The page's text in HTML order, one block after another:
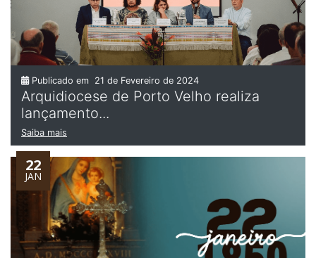
Publicado em 21 de Fevereiro de 2024
Arquidiocese de Porto Velho realiza
lançamento...
Saiba mais
22
JAN